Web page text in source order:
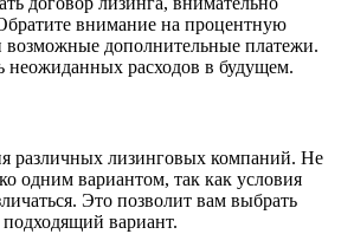
внимание на процентную
возможные дополнительные платежи.
неожиданных расходов в будущем.
различных лизинговых компаний. Не
одним вариантом, так как условия
Это позволит вам выбрать
вариант.